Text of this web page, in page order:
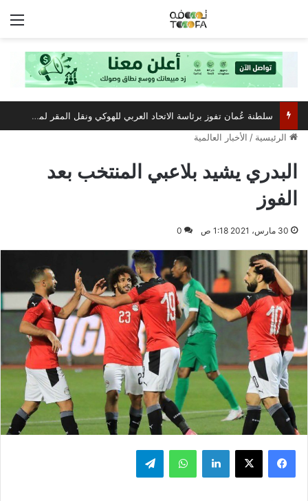
سلطنة عُمان تفوز برئاسة الاتحاد العربي للهوكي ونقل المقر لمسقط
الرئيسية / الأخبار العالمية
البدري يشيد بلاعبي المنتخب بعد
الفوز
30 مارس، 2021 1:18 ص 0
فيسبوك ‫X لينكدإن واتساب تيلقرام